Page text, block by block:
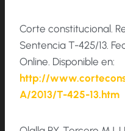
Corte constitucional.
Sentencia T-425/13.
Online. Disponible en:
http://
A/2013/T-425-13.htm